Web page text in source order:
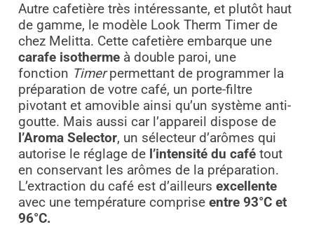
Autre cafetière très intéressante, et plutôt haut
de gamme, le modèle Look Therm Timer de
chez Melitta. Cette cafetière embarque une
carafe isothermeà double paroi, une
fonction Timerpermettant de programmer la
préparation de votre café, un porte-filtre
pivotant et amovible ainsi qu’un système anti-
goutte. Mais aussi car l’appareil dispose de
l’Aroma Selector, un sélecteur d’arômes qui
autorise le réglage de l’intensité du cafétout
en conservant les arômes de la préparation.
L’extraction du café est d’ailleurs excellente
avec une température comprise entre 93°C et
96°C.